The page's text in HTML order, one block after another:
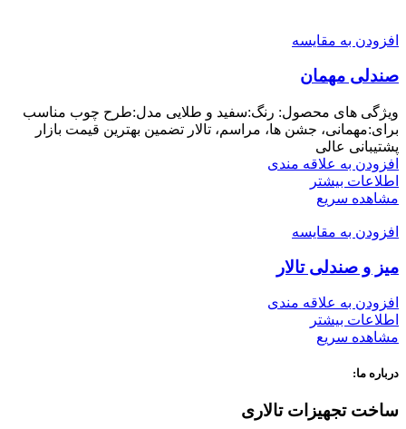
افزودن به مقایسه
صندلی مهمان
ویژگی های محصول: رنگ:سفید و طلایی مدل:طرح چوب مناسب
برای:مهمانی، جشن ها، مراسم، تالار تضمین بهترین قیمت بازار
پشتیبانی عالی
افزودن به علاقه مندی
اطلاعات بیشتر
مشاهده سریع
افزودن به مقایسه
میز و صندلی تالار
افزودن به علاقه مندی
اطلاعات بیشتر
مشاهده سریع
درباره ما:
ساخت تجهیزات تالاری